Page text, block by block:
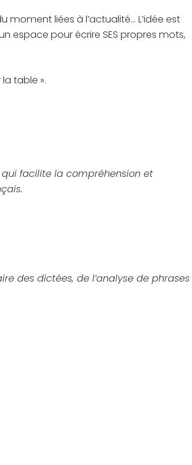
liées à l’actualité… L’idée est
espace pour écrire SES propres mots,
table ».
facilite la compréhension et
des dictées, de l’analyse de phrases